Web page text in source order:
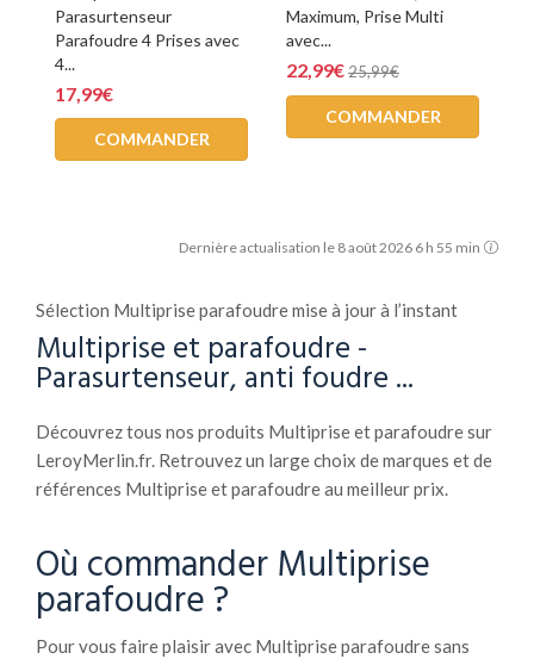
Parasurtenseur
Parafoudre 4 Prises avec
4...
17,99€
COMMANDER
Maximum, Prise Multi
avec...
22,99€25,99€
COMMANDER
Dernière actualisation le 8 août 2026 6 h 55 min
Sélection Multiprise parafoudre mise à jour à l’instant
Multiprise et parafoudre -
Parasurtenseur, anti foudre ...
Découvrez tous nos produits Multiprise et parafoudre sur
LeroyMerlin.fr. Retrouvez un large choix de marques et de
références Multiprise et parafoudre au meilleur prix.
Où commander Multiprise
parafoudre ?
Pour vous faire plaisir avec Multiprise parafoudre sans